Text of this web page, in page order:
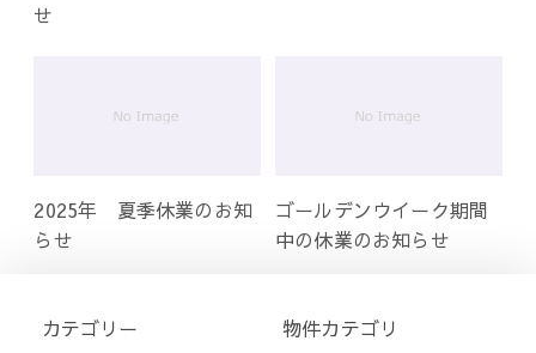
せ
2025年 夏季休業のお知
らせ
ゴールデンウイーク期間
中の休業のお知らせ
カテゴリー 物件カテゴリ